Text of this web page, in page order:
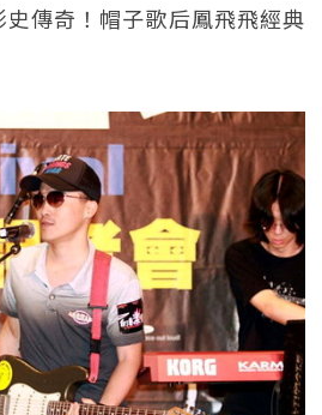
傳奇！帽子歌后鳳飛飛經典